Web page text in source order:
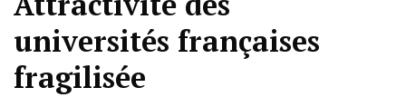
universités françaises
fragilisée